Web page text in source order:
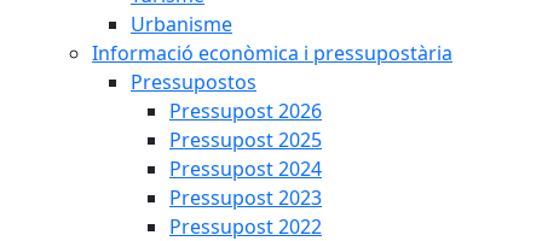
Urbanisme
Informació econòmica i pressupostària
Pressupostos
Pressupost 2026
Pressupost 2025
Pressupost 2024
Pressupost 2023
Pressupost 2022